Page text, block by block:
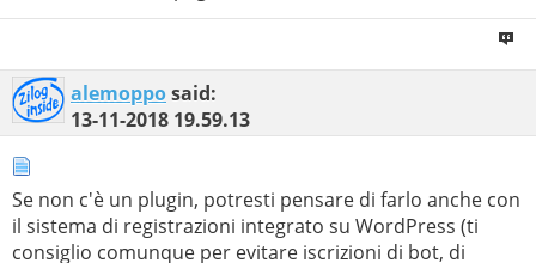
alemopposaid:
13-11-2018 19.59.13
Se non c'è un plugin, potresti pensare di farlo anche con
il sistema di registrazioni integrato su WordPress (ti
consiglio comunque per evitare iscrizioni di bot, di